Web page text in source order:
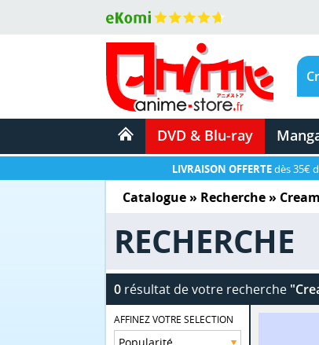
DVD & Blu-ray
LIVRAISON OFFERTEdès 35€
Catalogue» Recherche »
RECHERCHE
0résultat de votre recherche
AFFINEZ VOTRE SELECTION